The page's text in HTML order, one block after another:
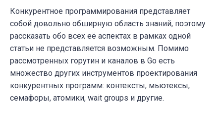
	fmt.Println(
"Завершение main..."
}
Конкурентное программирования представляет
собой довольно обширную область знаний, поэтому
рассказать обо всех её аспектах в рамках одной
статьи не представляется возможным. Помимо
рассмотренных горутин и каналов в Go есть
множество других инструментов проектирования
конкурентных программ: контексты, мьютексы,
семафоры, атомики, wait groups и другие.